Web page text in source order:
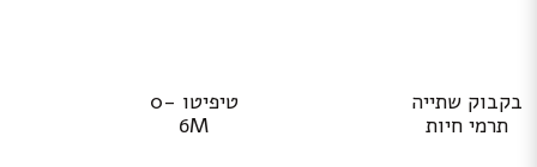
בקבוק שתייה
תרמי חיות
טיפיטו 0-
6M